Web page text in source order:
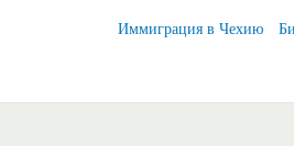
Иммиграция в Чехию